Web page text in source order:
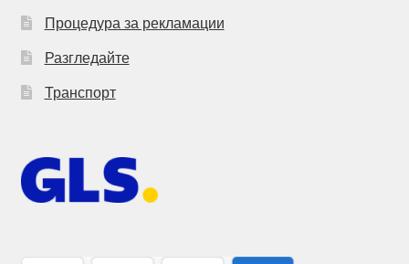
Процедура за рекламации
Разгледайте
Транспорт